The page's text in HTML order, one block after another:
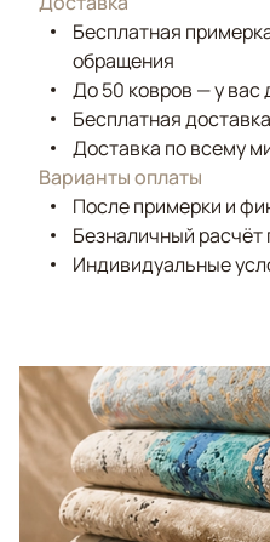
Бесплатная
обращения
До 50 ковров — у вас
Бесплатная
Доставка по всему
Варианты оплаты
После примерки и
Безналичный расчёт
Индивидуальные